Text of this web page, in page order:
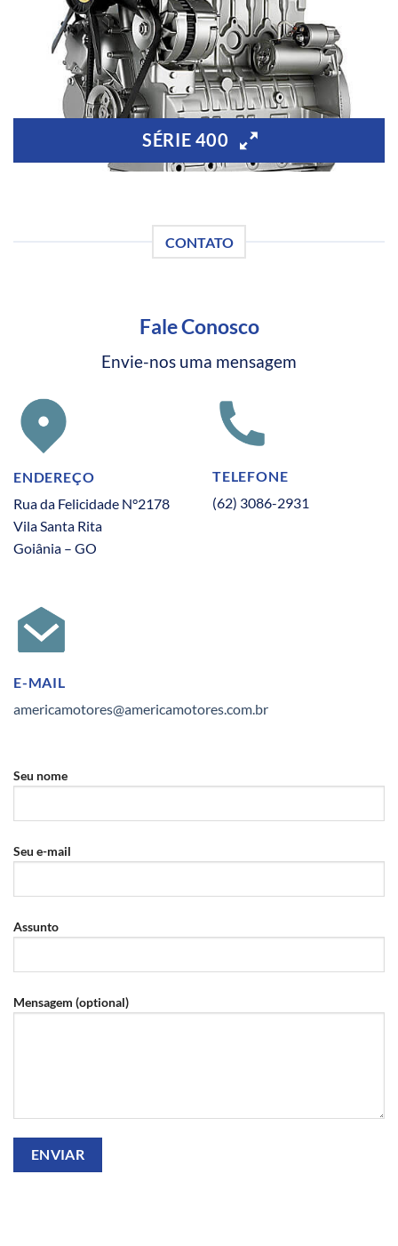
SÉRIE 400
CONTATO
Fale Conosco
Envie-nos uma mensagem
ENDEREÇO
Rua da Felicidade N°2178
Vila Santa Rita
Goiânia – GO
TELEFONE
(62) 3086-2931
E-MAIL
americamotores@americamotores.com.br
Seu nome
Seu e-mail
Assunto
Mensagem (optional)